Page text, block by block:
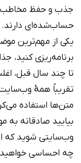
جذب و حفظ مخاطب،
حساب‌شده‌ای دارند.
یکی از مهم‌ترین
برنامه‌ریزی کنید،
تا چند سال قبل،
متن‌ها استفاده
بیایید صادقانه به
چه احساسی